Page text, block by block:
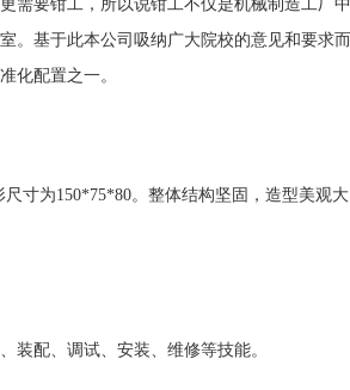
需要钳工，所以说钳工不仅是机械制造工厂中
。基于此本公司吸纳广大院校的意见和要求而
化配置之一。
寸为150*75*80。整体结构坚固，造型美观大
装配、调试、安装、维修等技能。